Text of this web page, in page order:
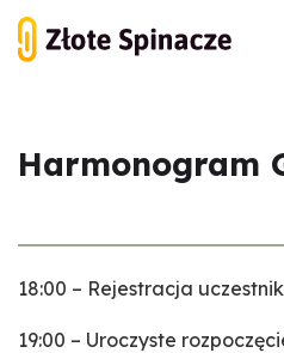
Harmonogram
18:00 – Rejestracja
19:00 – Uroczyste